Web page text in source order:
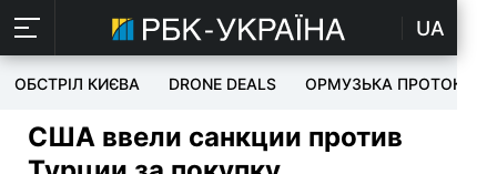
UA
ОБСТРІЛ КИЄВА DRONE DEALS ОРМУЗЬКА ПРОТОКА
США ввели санкции против